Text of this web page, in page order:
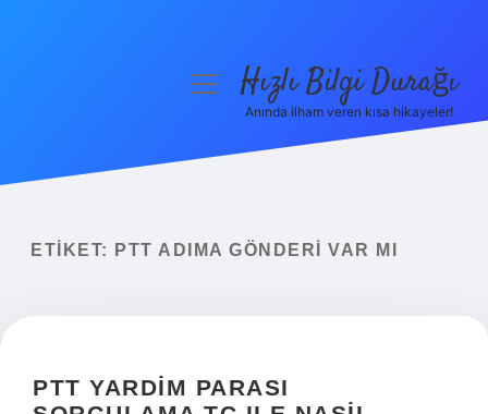
Yasal Uyarı
menüyüHızlı Bilgi Durağı
Anında ilham veren kısa hikayeler!
ETIKET: PTT ADIMA GÖNDERI VAR MI
PTT YARDIM PARASI